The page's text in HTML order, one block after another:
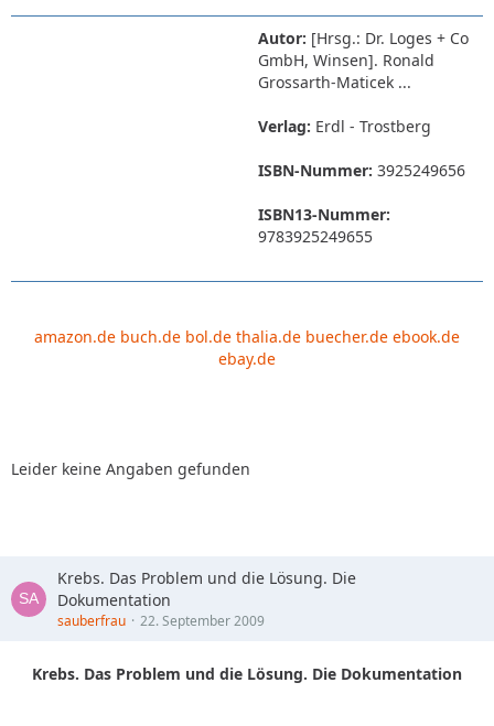
Autor: [Hrsg.: Dr. Loges + Co
GmbH, Winsen]. Ronald
Grossarth-Maticek ...
Verlag: Erdl - Trostberg
ISBN-Nummer: 3925249656
ISBN13-Nummer:
9783925249655
amazon.de buch.de bol.de thalia.de buecher.de ebook.de
ebay.de
Leider keine Angaben gefunden
Krebs. Das Problem und die Lösung. Die
Dokumentation
sauberfrau 22. September 2009
Krebs. Das Problem und die Lösung. Die Dokumentation